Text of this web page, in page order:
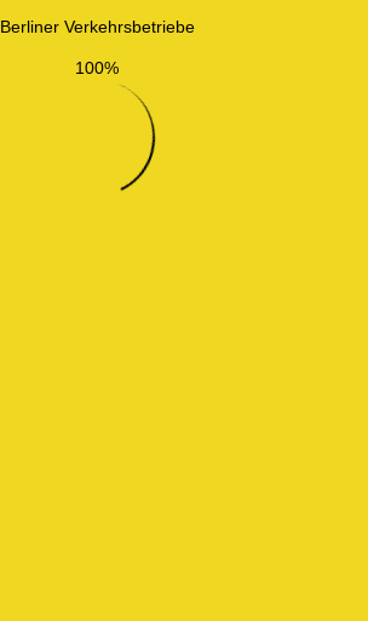
Berliner Verkehrsbetriebe
100%